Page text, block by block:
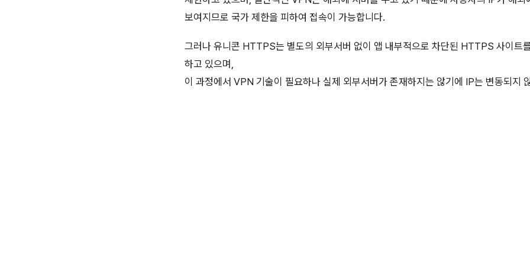
보여지므로 국가 제한을 피하여 접속이 가능합니다.
그러나 유니콘 HTTPS는 별도의 외부서버 없이 앱 내부적으로 차단된 HTTPS 사이트
하고 있으며,
이 과정에서 VPN 기술이 필요하나 실제 외부서버가 존재하지는 않기에 IP는 변동되지